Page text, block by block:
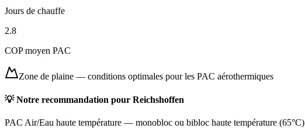
Jours de chauffe
2.8
COP moyen PAC
Zone de plaine — conditions optimales pour les PAC aérothermiques
💡 Notre recommandation pour Reichshoffen
PAC Air/Eau haute température — monobloc ou bibloc haute température (65°C)